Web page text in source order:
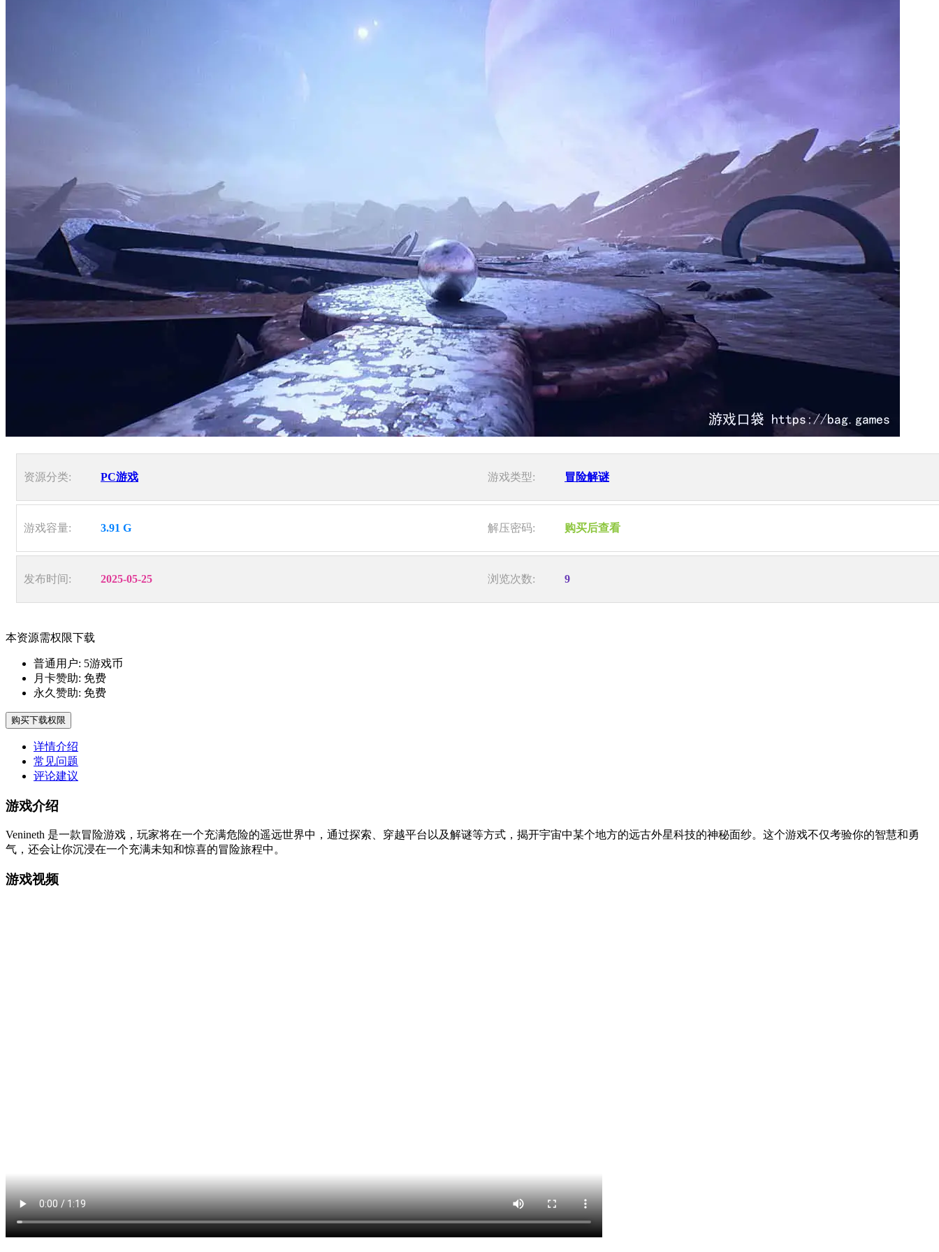
资源分类: PC游戏 游戏类型: 冒险解谜
游戏容量: 3.91 G 解压密码: 购买后查看
发布时间: 2025-05-25 浏览次数: 9
本资源需权限下载
普通用户: 5游戏币
月卡赞助: 免费
永久赞助: 免费
购买下载权限
详情介绍
常见问题
评论建议
游戏介绍
Venineth 是一款冒险游戏，玩家将在一个充满危险的遥远世界中，通过探索、穿越平台以及解谜等方式，揭开宇宙中某个地方的远古外星科技的神秘面纱。这个游戏不仅考验你的智慧和勇
气，还会让你沉浸在一个充满未知和惊喜的冒险旅程中。
游戏视频